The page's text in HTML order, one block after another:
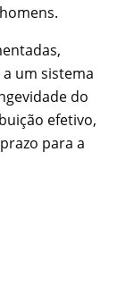
um sistema
do
efetivo,
para a